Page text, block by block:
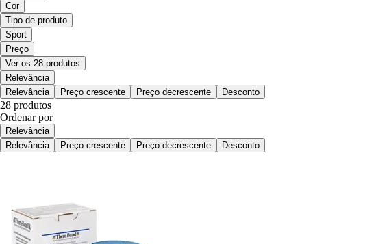
Cor
Tipo de produto
Sport
Preço
Ver os 28 produtos
Relevância
Relevância
Preço crescente Preço decrescente Desconto
28 produtos
Ordenar por
Relevância
Relevância
Preço crescente Preço decrescente Desconto